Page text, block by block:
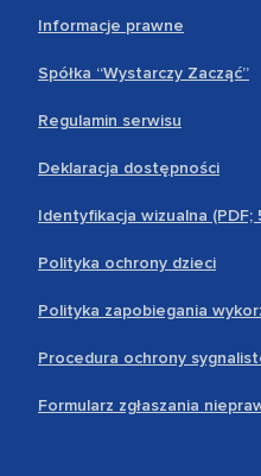
Informacje prawne
Spółka “Wystarczy Zacząć”
Regulamin serwisu
Deklaracja dostępności
Identyfikacja wizualna (PDF;
Polityka ochrony dzieci
Polityka zapobiegania
Procedura ochrony
Formularz zgłaszania